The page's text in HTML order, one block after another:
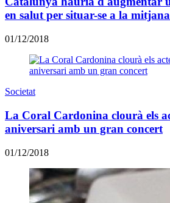
en salut per situar-se a la
01/12/2018
Societat
La Coral Cardonina clourà els
aniversari amb un gran concert
01/12/2018